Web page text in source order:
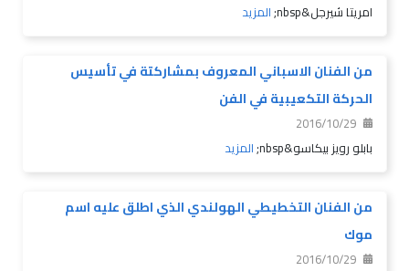
امريتا شيرجل&nbsp;
المزيد
من الفنان الاسباني المعروف بمشاركتة في تأسيس
الحركة التكعيبية في الفن
2016/10/29
بابلو رويز بيكاسو&nbsp;
المزيد
من الفنان التخطيطي الهولندي الذي اطلق عليه اسم
موك
2016/10/29